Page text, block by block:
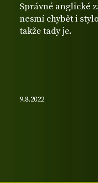
Správné anglické
nesmí chybět i
takže tady je.
9.8.2022